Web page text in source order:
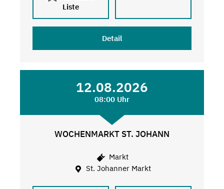
Liste
Detail
12.08.2026
08:00 Uhr
WOCHENMARKT ST. JOHANN
Markt
St. Johanner Markt